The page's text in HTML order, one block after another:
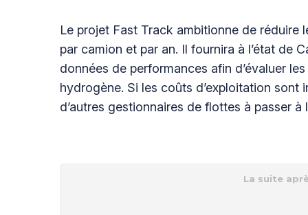
Le projet Fast Track ambitionne de réduire
par camion et par an. Il fournira à l’état de
données de performances afin d’évaluer
hydrogène. Si les coûts d’exploitation
d’autres gestionnaires de flottes à passer à